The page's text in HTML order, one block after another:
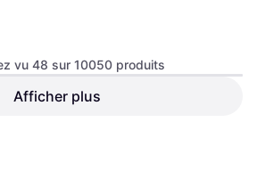
Di2
Sun Baby Vélo Enfant Tiger
vu 48 sur 10050 produits
Afficher plus